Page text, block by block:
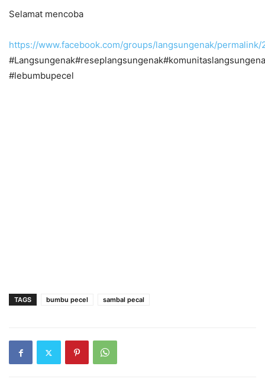
Selamat mencoba
https://www.facebook.com/groups/langsungenak/permalink/
#lebumbupecel
TAGS bumbu pecel sambal pecal